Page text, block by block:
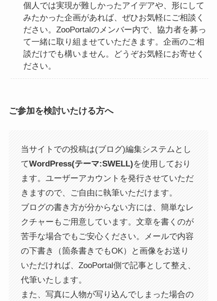
個人では実現が難しかったアイデアや、形にして
みたかった企画があれば、ぜひお気軽にご相談く
ださい。ZooPortalのメンバー内で、協力者を募っ
て一緒に取り組ませていただきます。企画のご相
談だけでも構いません。どうぞお気軽にお寄せく
ださい。
ご参加を検討いたける方へ
当サイトでの投稿は(ブログ)編集システムとし
てWordPress(テーマ:SWELL)を使用しており
ます。ユーザーアカウントを発行させていただ
きますので、ご自由に執筆いただけます。
ブログの書き方が分からない方には、簡単なレ
クチャーもご用意しています。文章を書くのが
苦手な場合でもご安心ください。メールで内容
の下書き（箇条書きでもOK）と画像をお送り
いただければ、ZooPortal側で記事として整え、
代筆いたします。
また、写真に人物が写り込んでしまった場合の